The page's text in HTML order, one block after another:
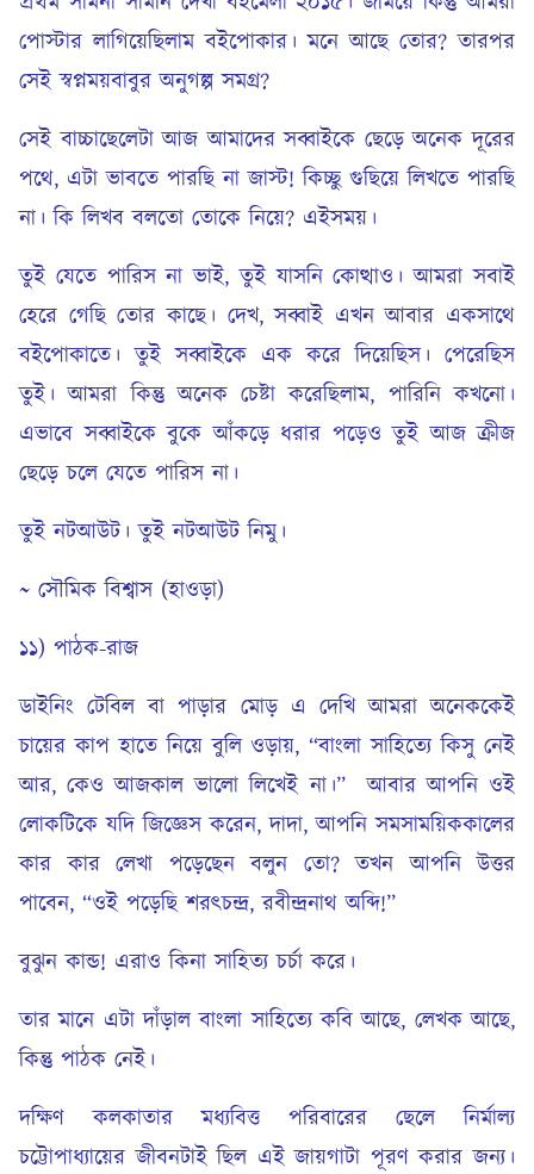
পোস্টার লাগিয়েছিলাম বইপোকার। মনে আছে তোর? তারপর
সেই স্বপ্নময়বাবুর অনুগল্প সমগ্র?
সেই বাচ্চাছেলেটা আজ আমাদের সব্বাইকে ছেড়ে অনেক দূরের
পথে, এটা ভাবতে পারছি না জাস্ট! কিচ্ছু গুছিয়ে লিখতে পারছি
না। কি লিখব বলতো তোকে নিয়ে? এইসময়।
তুই যেতে পারিস না ভাই, তুই যাসনি কোত্থাও। আমরা সবাই
হেরে গেছি তোর কাছে। দেখ, সব্বাই এখন আবার একসাথে
বইপোকাতে। তুই সব্বাইকে এক করে দিয়েছিস। পেরেছিস
তুই। আমরা কিন্তু অনেক চেষ্টা করেছিলাম, পারিনি কখনো।
এভাবে সব্বাইকে বুকে আঁকড়ে ধরার পড়েও তুই আজ ক্রীজ
ছেড়ে চলে যেতে পারিস না।
তুই নটআউট। তুই নটআউট নিমু।
~ সৌমিক বিশ্বাস (হাওড়া)
১১) পাঠক-রাজ
ডাইনিং টেবিল বা পাড়ার মোড় এ দেখি আমরা অনেককেই
চায়ের কাপ হাতে নিয়ে বুলি ওড়ায়, “বাংলা সাহিত্যে কিসু নেই
আর, কেও আজকাল ভালো লিখেই না।” আবার আপনি ওই
লোকটিকে যদি জিজ্ঞেস করেন, দাদা, আপনি সমসাময়িককালের
কার কার লেখা পড়েছেন বলুন তো? তখন আপনি উত্তর
পাবেন, “ওই পড়েছি শরৎচন্দ্র, রবীন্দ্রনাথ অব্দি!”
বুঝুন কান্ড! এরাও কিনা সাহিত্য চর্চা করে।
তার মানে এটা দাঁড়াল বাংলা সাহিত্যে কবি আছে, লেখক আছে,
কিন্তু পাঠক নেই।
দক্ষিণ কলকাতার মধ্যবিত্ত পরিবারের ছেলে নির্মাল্য
চট্টোপাধ্যায়ের জীবনটাই ছিল এই জায়গাটা পূরণ করার জন্য।